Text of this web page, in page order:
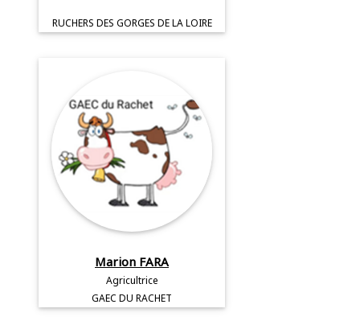
RUCHERS DES GORGES DE LA LOIRE
Marion FARA
Agricultrice
GAEC DU RACHET